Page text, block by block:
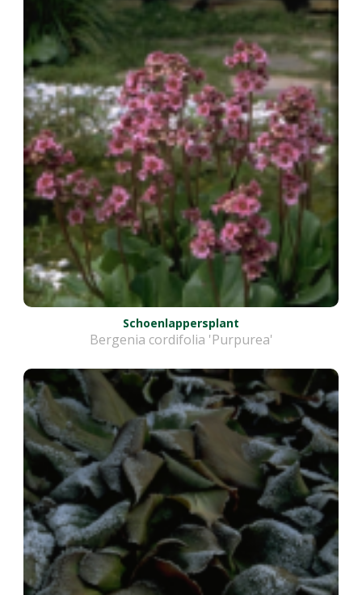
Schoenlappersplant
Bergenia cordifolia 'Purpurea'